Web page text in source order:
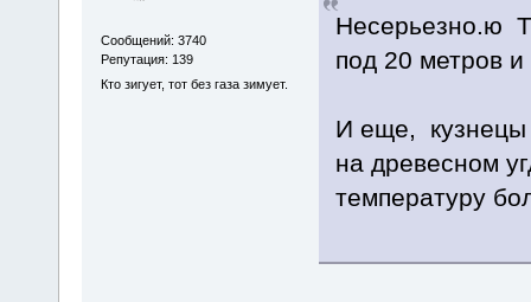
Сообщений: 3740
Репутация: 139
Кто зигует, тот без газа зимует.
Несерьезно.ю
под 20 метров
И еще, кузнецы
на древесном
температуру